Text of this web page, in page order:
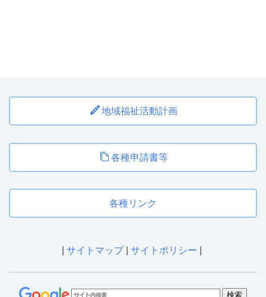
地域福祉活動計画
各種申請書等
各種リンク
サイトマップ| サイトポリシー